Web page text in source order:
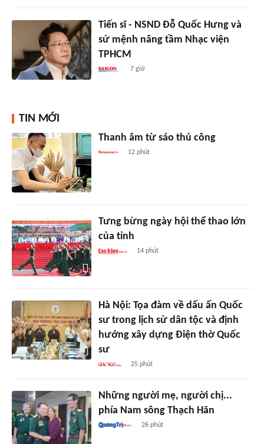
Tiến sĩ - NSND Đỗ Quốc Hưng và
sứ mệnh nâng tầm Nhạc viện
TPHCM
7 giờ
TIN MỚI
Thanh âm từ sáo thủ công
12 phút
Tưng bừng ngày hội thể thao lớn
của tỉnh
14 phút
Hà Nội: Tọa đàm về dấu ấn Quốc
sư trong lịch sử dân tộc và định
hướng xây dựng Điện thờ Quốc
sư
25 phút
Những người mẹ, người chị...
phía Nam sông Thạch Hãn
26 phút